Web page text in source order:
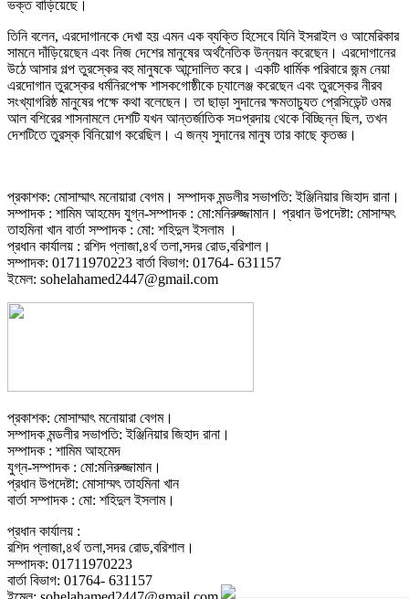
ভক্ত বাড়িয়েছে।
তিনি বলেন, এরদোগানকে দেখা হয় এমন এক ব্যক্তি হিসেবে যিনি ইসরাইল ও আমেরিকার
সামনে দাঁড়িয়েছেন এবং নিজ দেশের মানুষের অর্থনৈতিক উন্নয়ন করেছেন। এরদোগানের
উঠে আসার গল্প তুরস্কের বহু মানুষকে আন্দোলিত করে। একটি ধার্মিক পরিবারে জন্ম নেয়া
এরদোগান তুরস্কের ধর্মনিরপেক্ষ শাসকগোষ্ঠীকে চ্যালেঞ্জ করেছেন এবং তুরস্কের নীরব
সংখ্যাগরিষ্ঠ মানুষের পক্ষে কথা বলেছেন। তা ছাড়া সুদানের ক্ষমতাচ্যুত প্রেসিডেন্ট ওমর
আল বশিরের শাসনামলে দেশটি যখন আন্তর্জাতিক স¤প্রদায় থেকে বিচ্ছিন্ন ছিল, তখন
দেশটিতে তুরস্ক বিনিয়োগ করেছিল। এ জন্য সুদানের মানুষ তার কাছে কৃতজ্ঞ।
প্রকাশক: মোসাম্মাৎ মনোয়ারা বেগম। সম্পাদক মন্ডলীর সভাপতি: ইঞ্জিনিয়ার জিহাদ রানা।
সম্পাদক : শামিম আহমেদ যুগ্ন-সম্পাদক : মো:মনিরুজ্জামান। প্রধান উপদেষ্টা: মোসাম্মৎ
তাহমিনা খান বার্তা সম্পাদক : মো: শহিদুল ইসলাম ।
প্রধান কার্যালয় : রশিদ প্লাজা,৪র্থ তলা,সদর রোড,বরিশাল।
সম্পাদক: 01711970223 বার্তা বিভাগ: 01764- 631157
ইমেল: sohelahamed2447@gmail.com
প্রকাশক: মোসাম্মাৎ মনোয়ারা বেগম।
সম্পাদক মন্ডলীর সভাপতি: ইঞ্জিনিয়ার জিহাদ রানা।
সম্পাদক : শামিম আহমেদ
যুগ্ন-সম্পাদক : মো:মনিরুজ্জামান।
প্রধান উপদেষ্টা: মোসাম্মৎ তাহমিনা খান
বার্তা সম্পাদক : মো: শহিদুল ইসলাম।
প্রধান কার্যালয় :
রশিদ প্লাজা,৪র্থ তলা,সদর রোড,বরিশাল।
সম্পাদক: 01711970223
বার্তা বিভাগ: 01764- 631157